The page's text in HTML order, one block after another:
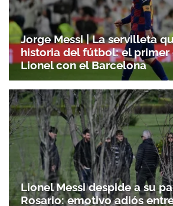
Jorge Messi | La servilleta
historia del fútbol: el
Lionel con el Barcelona
Lionel Messi despide a su
Rosario: emotivo adiós